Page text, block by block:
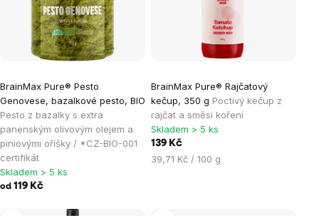
BrainMax Pure® Pesto
Genovese, bazalkové pesto, BIO
Pesto z bazalky s extra
panenským olivovým olejem a
piniovými oříšky / *CZ-BIO-001
certifikát
Skladem > 5 ks
od 119 Kč
BrainMax Pure® Rajčatový
kečup, 350 g Poctivý kečup z
rajčat a směsi koření
Skladem > 5 ks
139 Kč
Měrná
39,71 Kč / 100 g